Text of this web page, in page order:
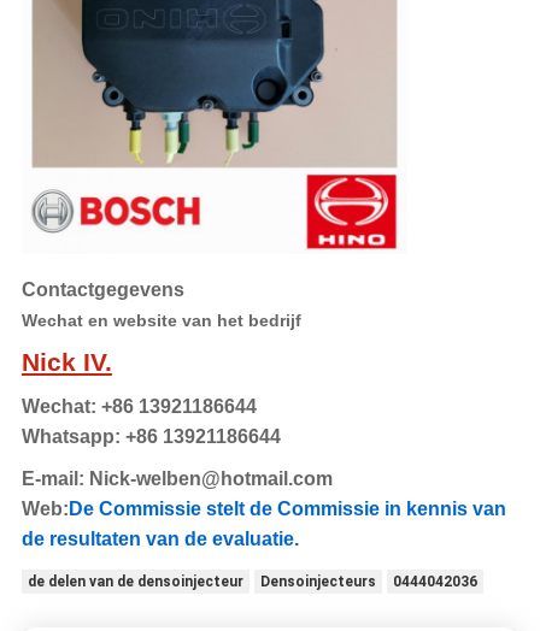
Contactgegevens
Wechat en website van het bedrijf
Nick IV.
Wechat: +86 13921186644
Whatsapp: +86 13921186644
E-mail: Nick-welben@hotmail.com
Web: De Commissie stelt de Commissie in kennis van
de resultaten van de evaluatie.
de delen van de densoinjecteur Densoinjecteurs 0444042036